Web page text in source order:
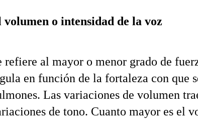
volumen o intensidad de la voz
refiere al mayor o menor grado de
en función de la fortaleza con que
Las variaciones de volumen
de tono. Cuanto mayor es el